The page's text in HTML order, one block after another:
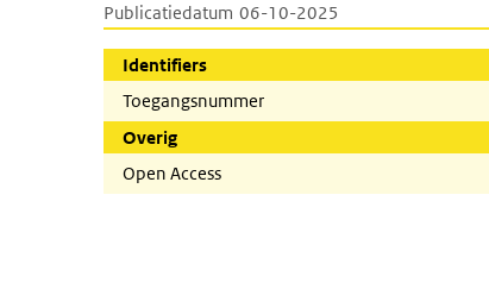
Publicatiedatum 06-10-2025
Identifiers
Toegangsnummer
Overig
Open Access